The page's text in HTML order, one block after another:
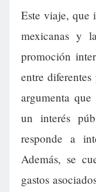
Este viaje, que
mexicanas y
promoción
entre
argumenta
un interés
responde a
Además, se
gastos